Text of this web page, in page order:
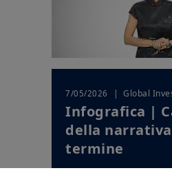
7/05/2026 | Global
Infografica |
della
termine